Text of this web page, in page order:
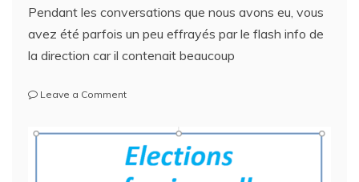
Pendant les conversations que nous avons eu, vous
avez été parfois un peu effrayés par le flash info de
la direction car il contenait beaucoup
Leave a Commenton
de